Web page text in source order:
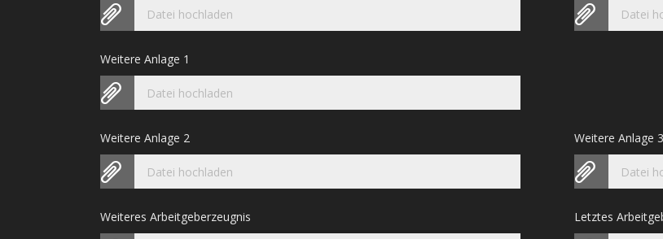
Datei hochladen Datei
Weitere Anlage 1
Datei hochladen
Weitere Anlage 2
Datei hochladen
Weitere Anlage 3
Datei
Weiteres Arbeitgeberzeugnis Letztes